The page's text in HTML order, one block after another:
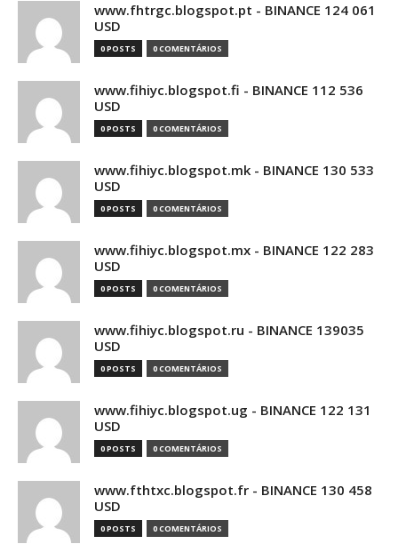
www.fhtrgc.blogspot.pt - BINANCE 124 061
USD
0 POSTS 0 COMENTÁRIOS
www.fihiyc.blogspot.fi - BINANCE 112 536
USD
0 POSTS 0 COMENTÁRIOS
www.fihiyc.blogspot.mk - BINANCE 130 533
USD
0 POSTS 0 COMENTÁRIOS
www.fihiyc.blogspot.mx - BINANCE 122 283
USD
0 POSTS 0 COMENTÁRIOS
www.fihiyc.blogspot.ru - BINANCE 139035
USD
0 POSTS 0 COMENTÁRIOS
www.fihiyc.blogspot.ug - BINANCE 122 131
USD
0 POSTS 0 COMENTÁRIOS
www.fthtxc.blogspot.fr - BINANCE 130 458
USD
0 POSTS 0 COMENTÁRIOS